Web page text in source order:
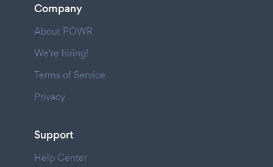
Company
About POWR
We're hiring!
Terms of Service
Privacy
Support
Help Center